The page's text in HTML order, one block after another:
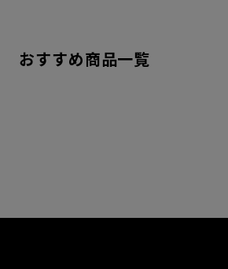
おすすめ商品一覧